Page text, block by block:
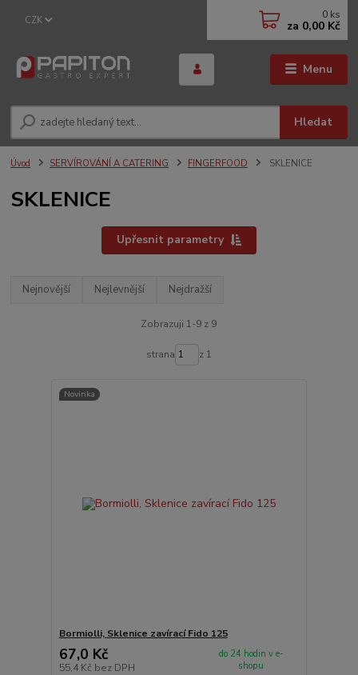
Menu
CZK
Hledat
0 ks
za 0,00 Kč
Úvod SERVÍROVÁNÍ A CATERING FINGERFOOD SKLENICE
SKLENICE
Upřesnit parametry
Nejnovější Nejlevnější Nejdražší
Zobrazuji 1-9 z 9
strana z 1
Novinka
Bormiolli, Sklenice zavírací Fido 125
67,0 Kč
55,4 Kč bez DPH
do 24 hodin v e-
shopu